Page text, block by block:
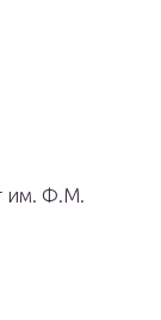
им. Ф.М.